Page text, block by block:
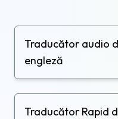
Traducător audio
engleză
Traducător Rapid